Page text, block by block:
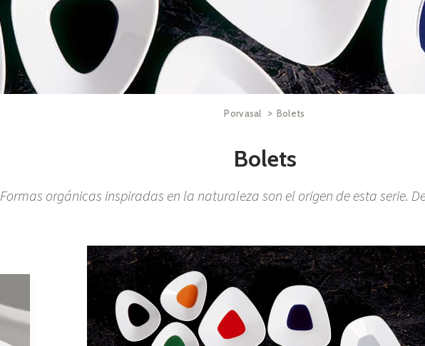
Porvasal > Bolets
Bolets
Formas orgánicas inspiradas en la naturaleza son el origen de esta serie.